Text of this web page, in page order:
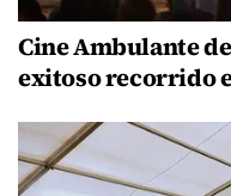
Cine Ambulante
exitoso recorrido